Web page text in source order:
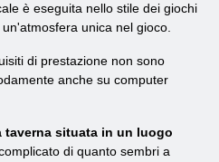
è eseguita nello stile dei giochi
unica nel gioco.
di prestazione non sono
anche su computer
situata in un luogo
di quanto sembri a